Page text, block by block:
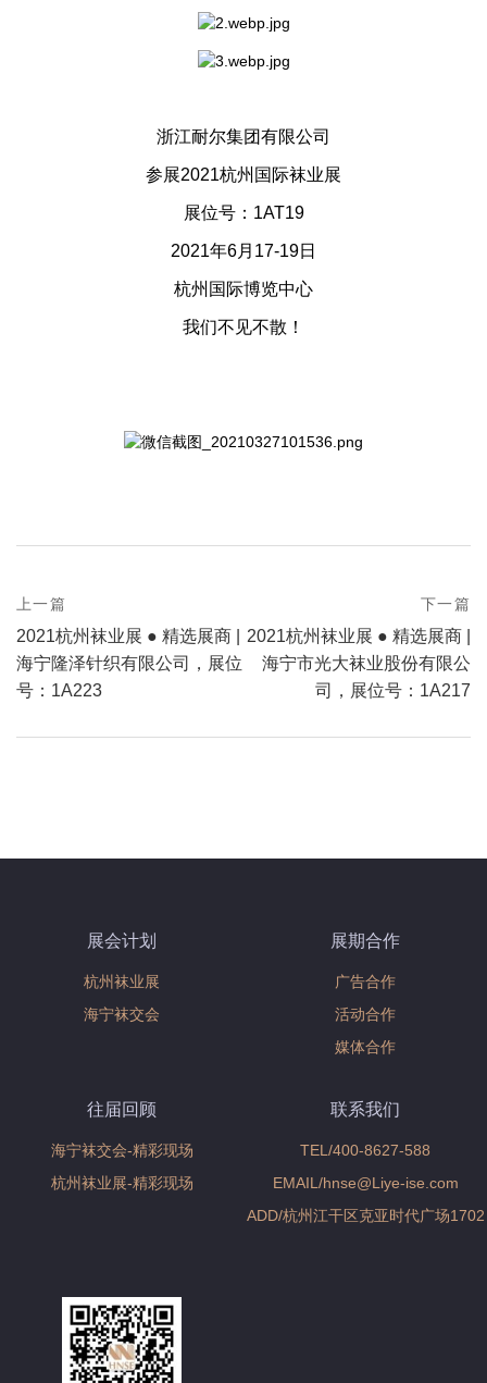
浙江耐尔集团有限公司
参展2021杭州国际袜业展
展位号：1AT19
2021年6月17-19日
杭州国际博览中心
我们不见不散！
Post
navigation
上一篇
postPrevious
page
2021杭州袜业展 ● 精选展商 |
海宁隆泽针织有限公司，展位
号：1A223
下一篇
next
postNext
2021杭州袜业展 ● 精选展商 |
海宁市光大袜业股份有限公
司，展位号：1A217
展会计划
杭州袜业展
海宁袜交会
展期合作
广告合作
活动合作
媒体合作
往届回顾
海宁袜交会-精彩现场
杭州袜业展-精彩现场
联系我们
TEL/400-8627-588
EMAIL/hnse@Liye-ise.com
ADD/杭州江干区克亚时代广场1702